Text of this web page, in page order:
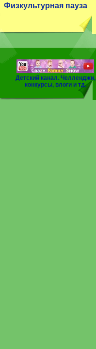
Физкультурная пауза
Детский канал. Челленджи,
конкурсы, влоги и тд.